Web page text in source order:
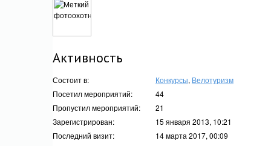
Активность
Состоит в: Конкурсы, Велотуризм
Посетил мероприятий:
44
Пропустил мероприятий:
21
Зарегистрирован:
15 января 2013, 10:21
Последний визит:
14 марта 2017, 00:09